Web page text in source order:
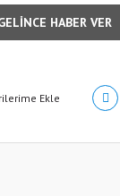
HABER VER